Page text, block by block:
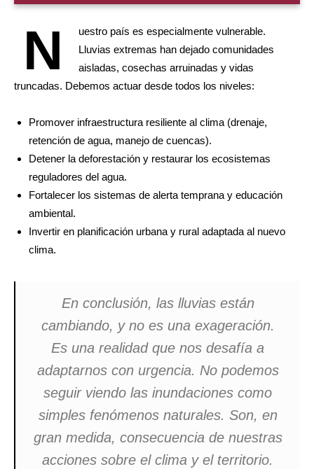
N
uestro país es especialmente vulnerable.
Lluvias extremas han dejado comunidades
aisladas, cosechas arruinadas y vidas
truncadas. Debemos actuar desde todos los niveles:
Promover infraestructura resiliente al clima (drenaje,
retención de agua, manejo de cuencas).
Detener la deforestación y restaurar los ecosistemas
reguladores del agua.
Fortalecer los sistemas de alerta temprana y educación
ambiental.
Invertir en planificación urbana y rural adaptada al nuevo
clima.
En conclusión, las lluvias están
cambiando, y no es una exageración.
Es una realidad que nos desafía a
adaptarnos con urgencia. No podemos
seguir viendo las inundaciones como
simples fenómenos naturales. Son, en
gran medida, consecuencia de nuestras
acciones sobre el clima y el territorio.